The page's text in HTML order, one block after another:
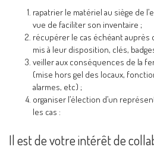
rapatrier le matériel au siège de
vue de faciliter son inventaire ;
récupérer le cas échéant auprès
mis à leur disposition, clés,
veiller aux conséquences de la
(mise hors gel des locaux,
alarmes, etc) ;
organiser l’élection d’un
les cas :
Il est de votre intérêt de